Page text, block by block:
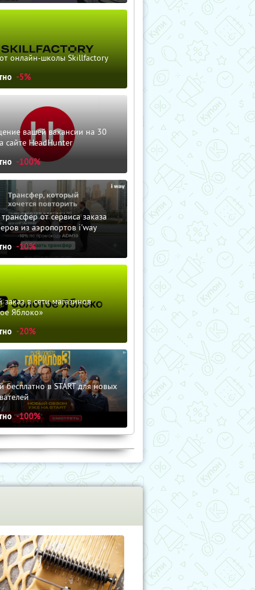
онлайн-школы Skillfactory
-5%
вашей вакансии на 30
сайте HeadHunter
-100%
от сервиса заказа
из аэропортов i'way
-10%
заказ в сети магазинов
Яблоко»
-20%
бесплатно в START для новых
-100%